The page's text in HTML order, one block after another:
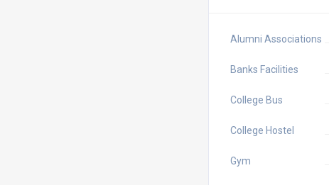
Alumni Associations
Banks Facilities
College Bus
College Hostel
Gym